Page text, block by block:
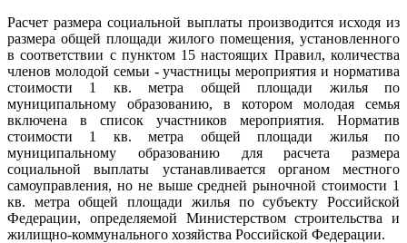
Расчет размера социальной выплаты производится исходя из
размера общей площади жилого помещения, установленного
в соответствии с пунктом 15 настоящих Правил, количества
членов молодой семьи - участницы мероприятия и норматива
стоимости 1 кв. метра общей площади жилья по
муниципальному образованию, в котором молодая семья
включена в список участников мероприятия. Норматив
стоимости 1 кв. метра общей площади жилья по
муниципальному образованию для расчета размера
социальной выплаты устанавливается органом местного
самоуправления, но не выше средней рыночной стоимости 1
кв. метра общей площади жилья по субъекту Российской
Федерации, определяемой Министерством строительства и
жилищно-коммунального хозяйства Российской Федерации.